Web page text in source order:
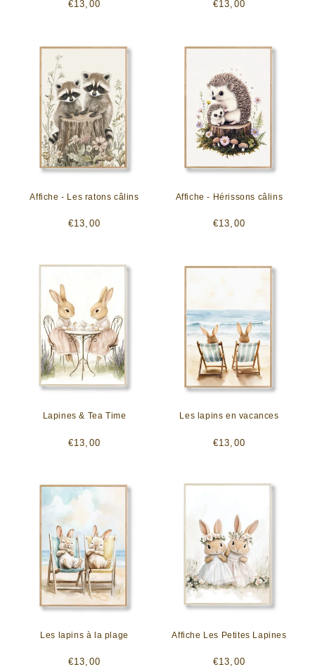
€13,00 €13,00
Affiche - Les ratons câlins
Prix
€13,00
Affiche - Hérissons câlins
Prix
€13,00
Lapines & Tea Time
Prix
€13,00
Les lapins en vacances
Prix
€13,00
Les lapins à la plage
Prix
€13,00
Affiche Les Petites Lapines
Prix
€13,00